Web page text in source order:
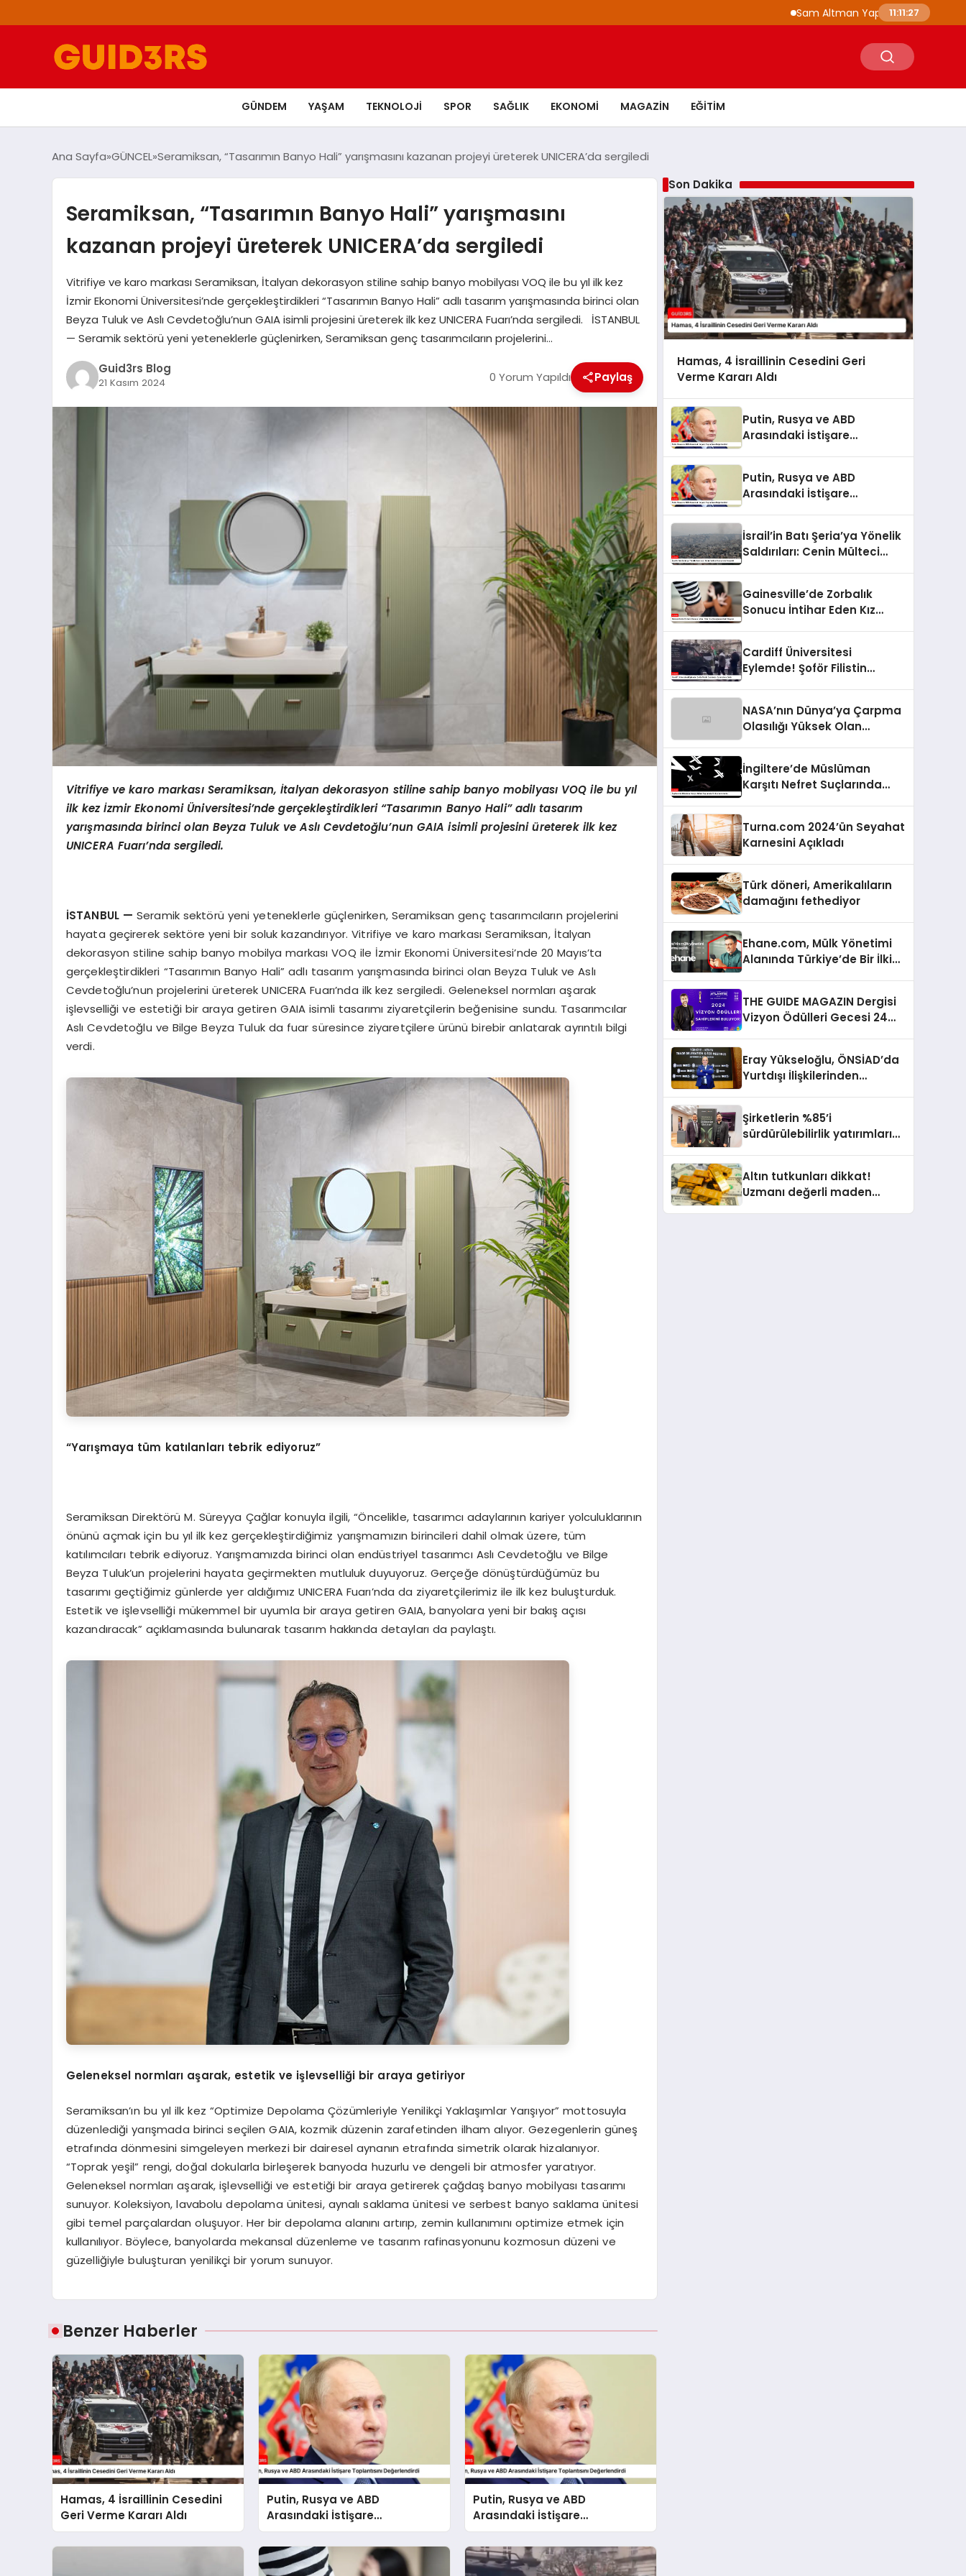
Sam Altman Yapay Zeka Gelişiminde Fren
11:11:28
GÜNDEM YAŞAM TEKNOLOJI SPOR SAĞLIK EKONOMI MAGAZIN EĞITIM
Ana Sayfa GÜNCEL Seramiksan, “Tasarımın Banyo Hali” yarışmasını kazanan projeyi üreterek UNICERA’da sergiledi
Seramiksan, “Tasarımın Banyo Hali” yarışmasını
kazanan projeyi üreterek UNICERA’da sergiledi
Vitrifiye ve karo markası Seramiksan, İtalyan dekorasyon stiline sahip banyo mobilyası VOQ ile bu yıl ilk kez
İzmir Ekonomi Üniversitesi’nde gerçekleştirdikleri “Tasarımın Banyo Hali” adlı tasarım yarışmasında birinci olan
Beyza Tuluk ve Aslı Cevdetoğlu’nun GAIA isimli projesini üreterek ilk kez UNICERA Fuarı’nda sergiledi. İSTANBUL
— Seramik sektörü yeni yeteneklerle güçlenirken, Seramiksan genç tasarımcıların projelerini…
Guid3rs Blog
21 Kasım 2024 0 Yorum Yapıldı Paylaş
Vitrifiye ve karo markası Seramiksan, İtalyan dekorasyon stiline sahip banyo mobilyası VOQ ile bu yıl
ilk kez İzmir EkonomiÜniversitesi’nde gerçekleştirdikleri “Tasarımın Banyo Hali” adlı tasarım
yarışmasında birinci olan Beyza Tuluk ve Aslı Cevdetoğlu’nun GAIA isimli projesini üreterek ilk kez
UNICERA Fuarı’nda sergiledi.
İSTANBUL — Seramik sektörü yeni yeteneklerle güçlenirken, Seramiksan genç tasarımcıların projelerini
hayata geçirerek sektöre yeni bir soluk kazandırıyor. Vitrifiye ve karo markası Seramiksan, İtalyan
dekorasyon stiline sahip banyo mobilya markası VOQ ile İzmir Ekonomi Üniversitesi’nde 20 Mayıs’ta
gerçekleştirdikleri “Tasarımın Banyo Hali” adlı tasarım yarışmasında birinci olan Beyza Tuluk ve Aslı
Cevdetoğlu’nun projelerini üreterek UNICERA Fuarı’nda ilk kez sergiledi. Geleneksel normları aşarak
işlevselliği ve estetiği bir araya getiren GAIA isimli tasarımı ziyaretçilerin beğenisine sundu. Tasarımcılar
Aslı Cevdetoğlu ve Bilge Beyza Tuluk da fuar süresince ziyaretçilere ürünü birebir anlatarak ayrıntılı bilgi
verdi.
“Yarışmaya tüm katılanları tebrik ediyoruz”
Seramiksan Direktörü M. Süreyya Çağlar konuyla ilgili, “Öncelikle, tasarımcı adaylarının kariyer yolculuklarının
önünü açmak için bu yıl ilk kez gerçekleştirdiğimiz yarışmamızın birincileri dahil olmak üzere, tüm
katılımcıları tebrik ediyoruz. Yarışmamızda birinci olan endüstriyel tasarımcı Aslı Cevdetoğlu ve Bilge
Beyza Tuluk’un projelerini hayata geçirmekten mutluluk duyuyoruz. Gerçeğe dönüştürdüğümüz bu
tasarımı geçtiğimiz günlerde yer aldığımız UNICERA Fuarı’nda da ziyaretçilerimiz ile ilk kez buluşturduk.
Estetik ve işlevselliği mükemmel bir uyumla bir araya getiren GAIA, banyolara yeni bir bakış açısı
kazandıracak” açıklamasında bulunarak tasarım hakkında detayları da paylaştı.
Geleneksel normları aşarak, estetik ve işlevselliği bir araya getiriyor
Seramiksan’ın bu yıl ilk kez “Optimize Depolama Çözümleriyle Yenilikçi Yaklaşımlar Yarışıyor” mottosuyla
düzenlediği yarışmada birinci seçilen GAIA, kozmik düzenin zarafetinden ilham alıyor. Gezegenlerin güneş
etrafında dönmesini simgeleyen merkezi bir dairesel aynanın etrafında simetrik olarak hizalanıyor.
“Toprak yeşil” rengi, doğal dokularla birleşerek banyoda huzurlu ve dengeli bir atmosfer yaratıyor.
Geleneksel normları aşarak, işlevselliği ve estetiği bir araya getirerek çağdaş banyo mobilyası tasarımı
sunuyor. Koleksiyon, lavabolu depolama ünitesi, aynalı saklama ünitesi ve serbest banyo saklama ünitesi
gibi temel parçalardan oluşuyor. Her bir depolama alanını artırıp, zemin kullanımını optimize etmek için
kullanılıyor. Böylece, banyolarda mekansal düzenleme ve tasarım rafinasyonunu kozmosun düzeni ve
güzelliğiyle buluşturan yenilikçi bir yorum sunuyor.
Benzer Haberler
Hamas, 4 İsraillinin Cesedini
Geri Verme Kararı Aldı
Putin, Rusya ve ABD
Arasındaki İstişare
Toplantısını Değerlendirdi
Putin, Rusya ve ABD
Arasındaki İstişare
Toplantısını Değerlendirdi
Son Dakika
Hamas, 4 İsraillinin Cesedini Geri
Verme Kararı Aldı
Putin, Rusya ve ABD
Arasındaki İstişare
Putin, Rusya ve ABD
Arasındaki İstişare
İsrail’in Batı Şeria’ya Yönelik
Saldırıları: Cenin Mülteci
Gainesville’de Zorbalık
Sonucu İntihar Eden Kız
Cardiff Üniversitesi
Eylemde! Şoför Filistin
NASA’nın Dünya’ya Çarpma
Olasılığı Yüksek Olan
İngiltere’de Müslüman
Karşıtı Nefret Suçlarında
Turna.com 2024’ün Seyahat
Karnesini Açıkladı
Türk döneri, Amerikalıların
damağını fethediyor
Ehane.com, Mülk Yönetimi
Alanında Türkiye’de Bir İlki
THE GUIDE MAGAZIN Dergisi
Vizyon Ödülleri Gecesi 24
Eray Yükseloğlu, ÖNSİAD’da
Yurtdışı İlişkilerinden
Şirketlerin %85’i
sürdürülebilirlik yatırımlarını
Altın tutkunları dikkat!
Uzmanı değerli maden